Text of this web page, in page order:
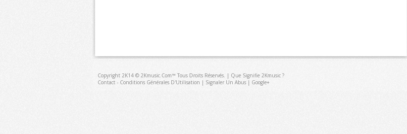
Copyright 2K14 © 2Kmusic.com™ Tous Droits Réservés. | Que Signifie 2Kmusic ?
Contact - Conditions Générales D'Utilisation | Signaler Un Abus | Google+